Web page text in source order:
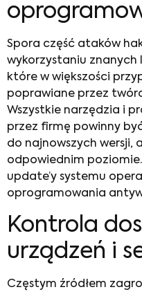
Spora część ataków
wykorzystaniu znanych
które w większości
poprawiane przez
Wszystkie narzędzia i
przez firmę powinny
do najnowszych wersji,
odpowiednim
update’y systemu
oprogramowania
Kontrola
urządzeń i
Częstym źródłem